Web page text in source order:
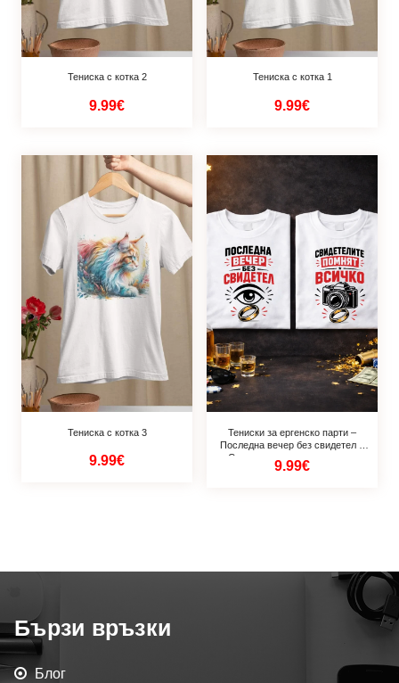
Тениска с котка 2
9.99€
Тениска с котка 1
9.99€
Тениска с котка 3
9.99€
Тениски за ергенско парти –
Последна вечер без свидетел и
Свидетелите помнят всичко
9.99€
Бързи връзки
Блог